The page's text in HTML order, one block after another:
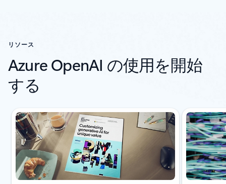
リソース
Azure OpenAI の使用を開始
する